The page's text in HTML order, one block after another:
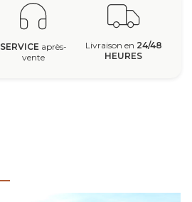
SERVICE après-
vente
Livraison en 24/48
HEURES